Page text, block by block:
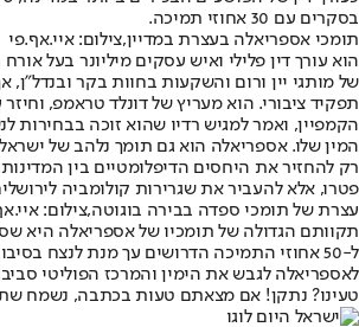
בסקרים עם 30 אחוזי תמיכה.
תומכי אספריאלה בעצרת במדיין,צילום: איי.אף.פי
הוא עורך דין פלילי ואיש עסקים מיליונר בעל
של מותגי יין ורום והשקעות בחוות בקר ובנדל"ן,
תפקיד ציבורי. הוא מעריץ של דונלד טראמפ,
הקמפיין, ואמר למגיש רדיו שהוא זוכה בבחירות
המין שלו. אספריאלה הוא גם תומך נלהב של
רק להחזיר את היחסים הדיפלומטיים בין
פטרו, אלא להעביר את שגרירות קולומביה
עצרת של תומכי ספדה בבירה בוגוטה,צילום:
תקוותם הגדולה של תומכיו של אספריאלה היא
ל-50 אחוזי התמיכה הדרושים עך מנת לנצח
לאספריאלה לגבש את הימין והמרכז הפוליטי
טעינו? נתקן! אם מצאתם טעות בכתבה, נשמח